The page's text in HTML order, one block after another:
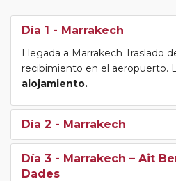
Día 1 - Marrakech
Llegada a Marrakech Traslado
recibimiento en el aeropuerto.
alojamiento.
Día 2 - Marrakech
Día 3 - Marrakech – Ait
Dades